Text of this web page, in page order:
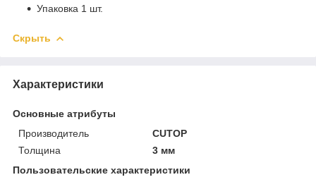
Упаковка 1 шт.
Скрыть
Характеристики
Основные атрибуты
Производитель
CUTOP
Толщина
3 мм
Пользовательские характеристики